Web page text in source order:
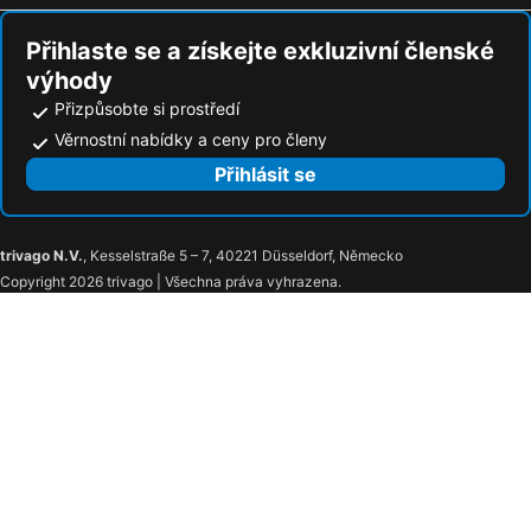
Hotely Rukavac
Hotely Dugopolje
Přihlaste se a získejte exkluzivní členské
výhody
Přizpůsobte si prostředí
Věrnostní nabídky a ceny pro členy
Přihlásit se
trivago N.V., Kesselstraße 5 – 7, 40221 Düsseldorf, Německo
Copyright 2026 trivago | Všechna práva vyhrazena.